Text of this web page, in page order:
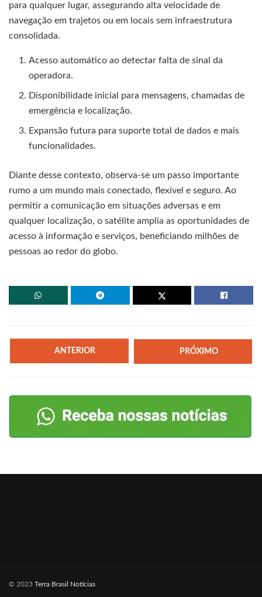
para qualquer lugar, assegurando alta velocidade de
navegação em trajetos ou em locais sem infraestrutura
consolidada.
Acesso automático ao detectar falta de sinal da
operadora.
Disponibilidade inicial para mensagens, chamadas de
emergência e localização.
Expansão futura para suporte total de dados e mais
funcionalidades.
Diante desse contexto, observa-se um passo importante
rumo a um mundo mais conectado, flexível e seguro. Ao
permitir a comunicação em situações adversas e em
qualquer localização, o satélite amplia as oportunidades de
acesso à informação e serviços, beneficiando milhões de
pessoas ao redor do globo.
ANTERIOR PRÓXIMO
© 2023 Terra Brasil Notícias